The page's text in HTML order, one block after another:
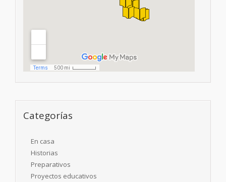
Categorías
En casa
Historias
Preparativos
Proyectos educativos